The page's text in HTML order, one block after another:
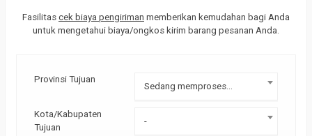
Fasilitas cek biaya pengiriman memberikan kemudahan bagi Anda
untuk mengetahui biaya/ongkos kirim barang pesanan Anda.
Provinsi Tujuan
Sedang memproses...
Kota/Kabupaten
Tujuan
-